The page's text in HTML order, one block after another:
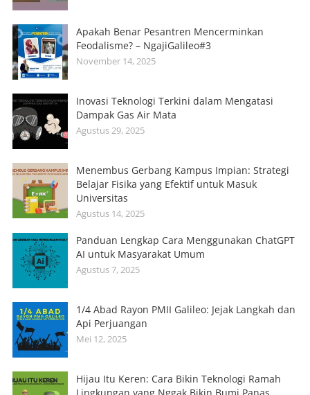
Apakah Benar Pesantren Mencerminkan
Feodalisme? – NgajiGalileo#3
November 14, 2025
Inovasi Teknologi Terkini dalam Mengatasi
Dampak Gas Air Mata
Agustus 29, 2025
Menembus Gerbang Kampus Impian: Strategi
Belajar Fisika yang Efektif untuk Masuk
Universitas
Agustus 14, 2025
Panduan Lengkap Cara Menggunakan ChatGPT
AI untuk Masyarakat Umum
Agustus 7, 2025
1/4 Abad Rayon PMII Galileo: Jejak Langkah dan
Api Perjuangan
Mei 12, 2025
Hijau Itu Keren: Cara Bikin Teknologi Ramah